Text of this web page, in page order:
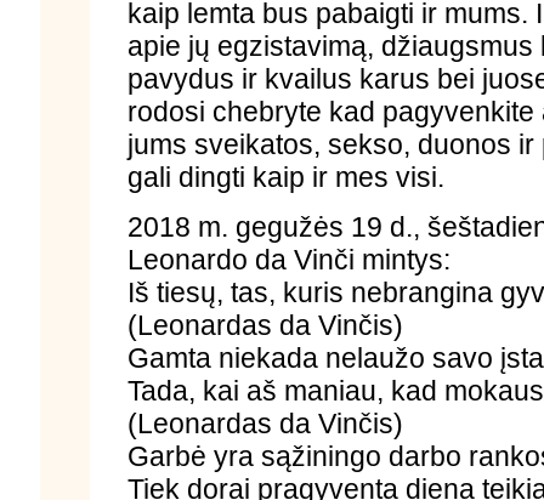
kaip lemta bus pabaigti ir
apie jų egzistavimą,
pavydus ir kvailus karus bei
rodosi chebryte kad
jums sveikatos, sekso, duonos
gali dingti kaip ir mes visi.
2018 m. gegužės 19 d.,
Leonardo da Vinči mintys:
Iš tiesų, tas, kuris nebrangina
(Leonardas da Vinčis)
Gamta niekada nelaužo savo
Tada, kai aš maniau, kad
(Leonardas da Vinčis)
Garbė yra sąžiningo darbo
Tiek dorai pragyventa diena